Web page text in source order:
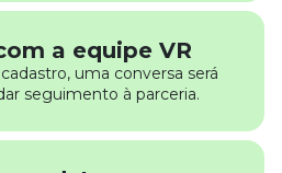
a equipe VR
uma conversa será
seguimento à parceria.